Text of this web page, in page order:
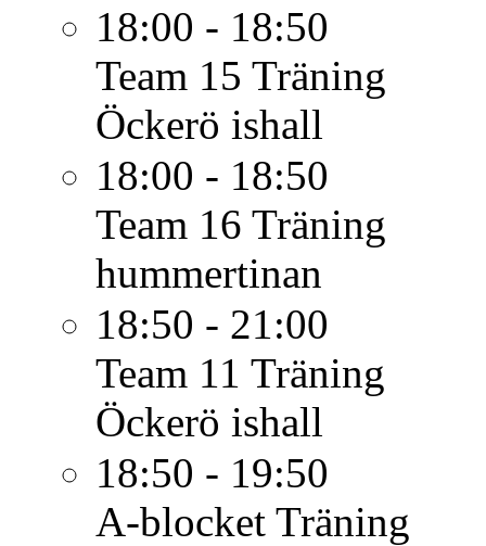
18:00 - 18:50
Team 15 Träning
Öckerö ishall
18:00 - 18:50
Team 16 Träning
hummertinan
18:50 - 21:00
Team 11 Träning
Öckerö ishall
18:50 - 19:50
A-blocket Träning